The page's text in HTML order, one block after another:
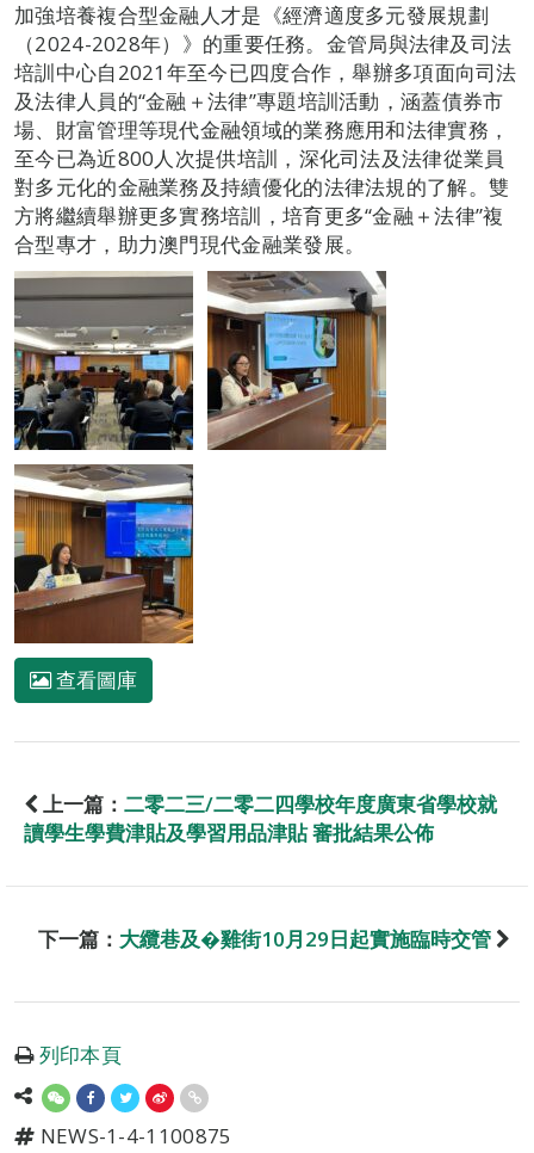
加強培養複合型金融人才是《經濟適度多元發展規劃
（2024-2028年）》的重要任務。金管局與法律及司法
培訓中心自2021年至今已四度合作，舉辦多項面向司法
及法律人員的“金融＋法律”專題培訓活動，涵蓋債券市
場、財富管理等現代金融領域的業務應用和法律實務，
至今已為近800人次提供培訓，深化司法及法律從業員
對多元化的金融業務及持續優化的法律法規的了解。雙
方將繼續舉辦更多實務培訓，培育更多“金融＋法律”複
合型專才，助力澳門現代金融業發展。
查看圖庫
上一篇： 二零二三/二零二四學校年度廣東省學校就
讀學生學費津貼及學習用品津貼 審批結果公佈
下一篇： 大纜巷及�雞街10月29日起實施臨時交管
列印本頁
NEWS-1-4-1100875